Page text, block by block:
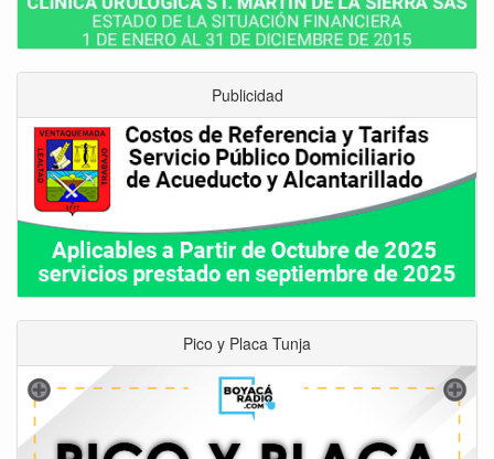
Publicidad
Pico y Placa Tunja